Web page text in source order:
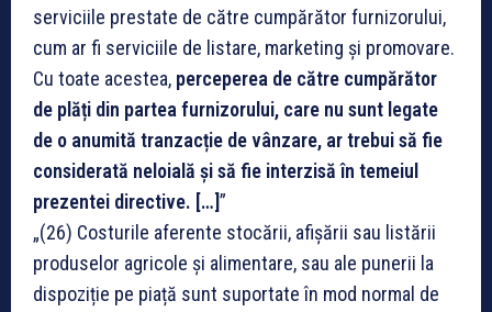
serviciile prestate de către cumpărător furnizorului,
cum ar fi serviciile de listare, marketing și promovare.
Cu toate acestea, perceperea de către cumpărător
de plăți din partea furnizorului, care nu sunt legate
de o anumită tranzacție de vânzare, ar trebui să fie
considerată neloială și să fie interzisă în temeiul
prezentei directive. […]”
„(26) Costurile aferente stocării, afișării sau listării
produselor agricole și alimentare, sau ale punerii la
dispoziție pe piață sunt suportate în mod normal de